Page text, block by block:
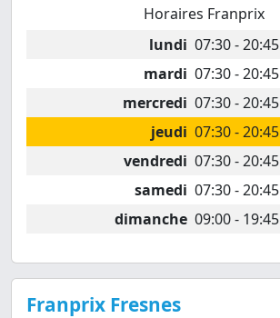
Horaires Franprix
lundi 07:30 - 20:45
mardi 07:30 - 20:45
mercredi 07:30 - 20:45
jeudi 07:30 - 20:45
vendredi 07:30 - 20:45
samedi 07:30 - 20:45
dimanche 09:00 - 19:45
Franprix Fresnes